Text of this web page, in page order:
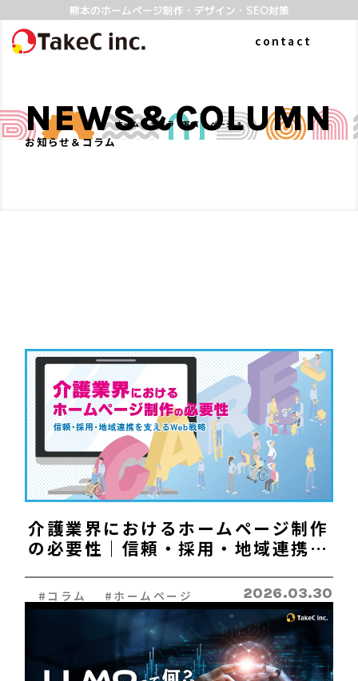
熊本のホームページ制作・デザイン・SEO対策
contact
ホームページ制作
SEO対策&MEO対策
Web広告
お知らせ&コラム
CONTACT
お問い合わせ
ADVICE
無料相談
NEWS&COLUMN
お知らせ＆コラム
ホーム»カメラ・写真»ページ 3
介護業界におけるホームページ制作
の必要性｜信頼・採用・地域連携を
#コラム #ホームページ 2026.03.30